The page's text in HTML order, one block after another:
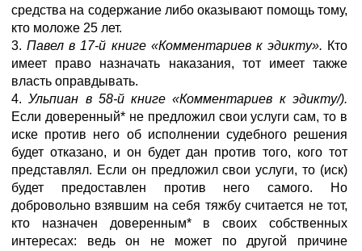
средства на содержание либо оказывают помощь тому,
кто моложе 25 лет.
3.Павел в 17-й книге «Комментариев к эдикту». Кто
имеет право назначать наказания, тот имеет также
власть оправдывать.
4.Ульпиан в 58-й книге «Комментариев к эдикту/).
Если доверенный* не предложил свои услуги сам, то в
иске против него об исполнении судебного решения
будет отказано, и он будет дан против того, кого тот
представлял. Если он предложил свои услуги, то (иск)
будет предоставлен против него самого. Но
добровольно взявшим на себя тяжбу считается не тот,
кто назначен доверенным* в своих собственных
интересах: ведь он не может по другой причине